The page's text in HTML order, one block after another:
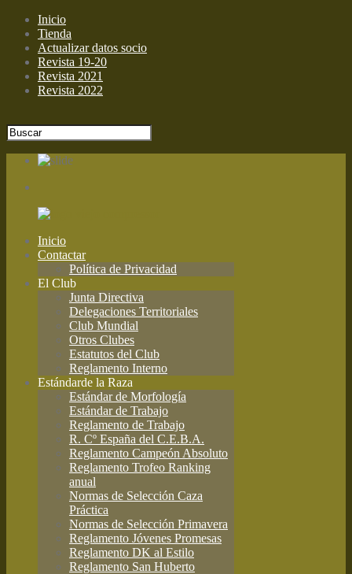
Inicio
Tienda
Actualizar datos socio
Revista 19-20
Revista 2021
Revista 2022
Inicio
Contactar
Política de Privacidad
El Club
Junta Directiva
Delegaciones Territoriales
Club Mundial
Otros Clubes
Estatutos del Club
Reglamento Interno
Estándarde la Raza
Estándar de Morfología
Estándar de Trabajo
Reglamento de Trabajo
R. Cº España del C.E.B.A.
Reglamento Campeón Absoluto
Reglamento Trofeo Ranking
anual
Normas de Selección Caza
Práctica
Normas de Selección Primavera
Reglamento Jóvenes Promesas
Reglamento DK al Estilo
Reglamento San Huberto